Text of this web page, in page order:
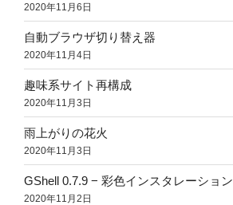
2020年11月6日
自動ブラウザ切り替え器
2020年11月4日
趣味系サイト再構成
2020年11月3日
雨上がりの花火
2020年11月3日
GShell 0.7.9 − 彩色インスタレーション
2020年11月2日